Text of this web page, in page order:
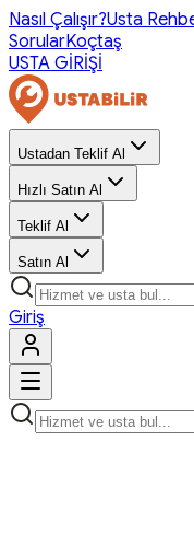
Nasıl Çalışır?Usta
SorularKoçtaş
USTA GİRİŞİ
Ustadan Teklif Al
Hızlı Satın Al
Teklif Al
Satın Al
Giriş